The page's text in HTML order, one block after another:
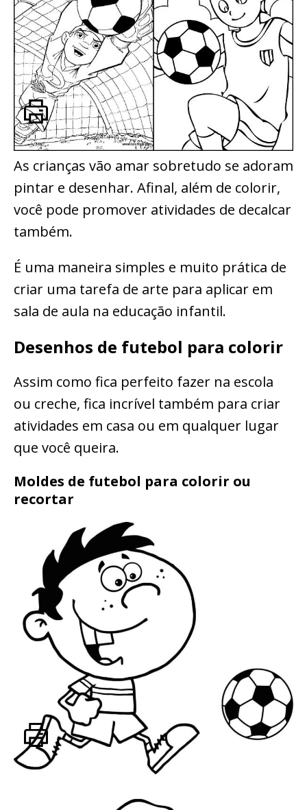
As crianças vão amar sobretudo se adoram
pintar e desenhar. Afinal, além de colorir,
você pode promover atividades de decalcar
também.
É uma maneira simples e muito prática de
criar uma tarefa de arte para aplicar em
sala de aula na educação infantil.
Desenhos de futebol para colorir
Assim como fica perfeito fazer na escola
ou creche, fica incrível também para criar
atividades em casa ou em qualquer lugar
que você queira.
Moldes de futebol para colorir ou
recortar